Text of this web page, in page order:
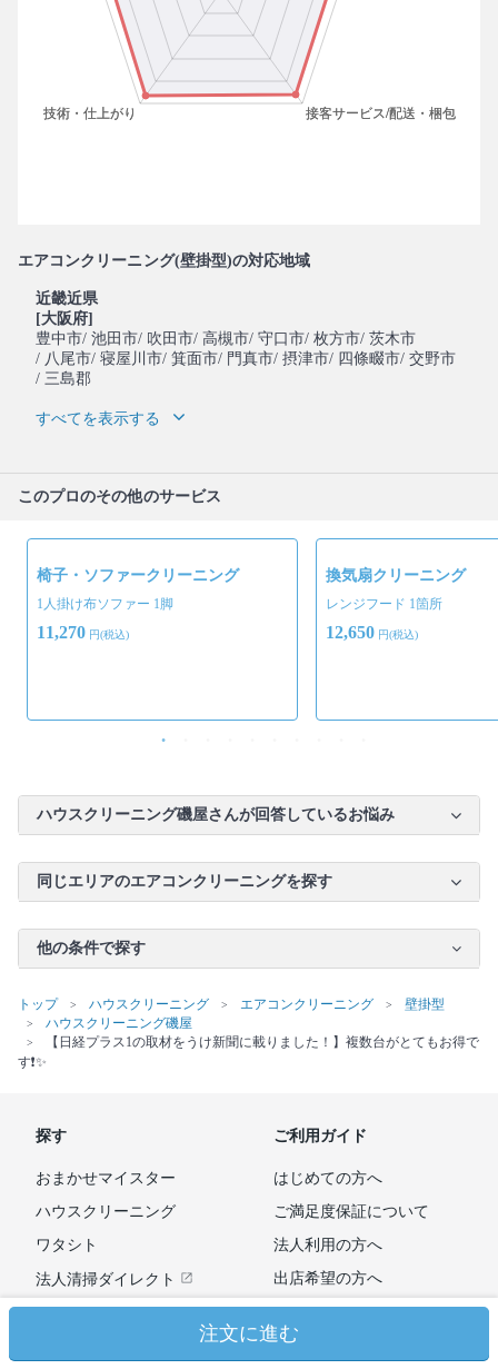
エアコンクリーニング(壁掛型)の対応地域
近畿近県
[大阪府]
豊中市/ 池田市/ 吹田市/ 高槻市/ 守口市/ 枚方市/ 茨木市
/ 八尾市/ 寝屋川市/ 箕面市/ 門真市/ 摂津市/ 四條畷市/ 交野市
/ 三島郡
すべてを表示する
このプロのその他のサービス
椅子・ソファークリーニング
1人掛け布ソファー 1脚
11,270 円(税込)
換気扇クリーニング
レンジフード 1箇所
12,650 円(税込)
ハウスクリーニング磯屋さんが回答しているお悩み
同じエリアのエアコンクリーニングを探す
他の条件で探す
トップ ハウスクリーニング エアコンクリーニング
壁掛型
ハウスクリーニング磯屋
【日経プラス1の取材をうけ新聞に載りました！】複数台がとてもお得で
す❗️✨
注文に進む
探す
おまかせマイスター
ハウスクリーニング
ワタシト
法人清掃ダイレクト
ご利用ガイド
はじめての方へ
ご満足度保証について
法人利用の方へ
出店希望の方へ
よくあるご質問